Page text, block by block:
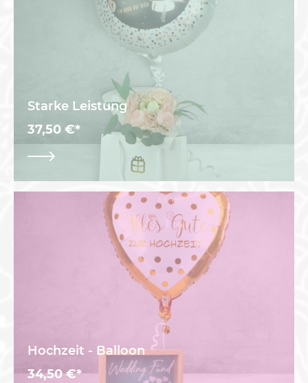
Starke Leistung
37,50 €*
Hochzeit - Balloon
34,50 €*